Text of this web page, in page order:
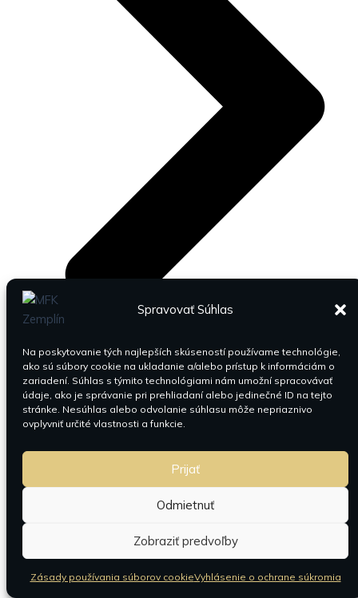
Spravovať Súhlas
Na poskytovanie tých najlepších skúseností používame technológie,
ako sú súbory cookie na ukladanie a/alebo prístup k informáciám o
zariadení. Súhlas s týmito technológiami nám umožní spracovávať
údaje, ako je správanie pri prehliadaní alebo jedinečné ID na tejto
stránke. Nesúhlas alebo odvolanie súhlasu môže nepriaznivo
ovplyvniť určité vlastnosti a funkcie.
Prijať
Odmietnuť
Zobraziť predvoľby
Zásady používania súborov cookieVyhlásenie o ochrane súkromia
Zápasy